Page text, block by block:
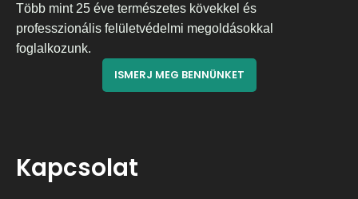
Több mint 25 éve természetes kövekkel és
professzionális felületvédelmi megoldásokkal
foglalkozunk.
ISMERJ MEG BENNÜNKET
Kapcsolat